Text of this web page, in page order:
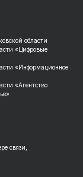
области
«Цифровые
«Информационное
«Агентство
связи,